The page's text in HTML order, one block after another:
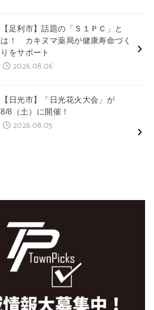
【足利市】話題の「Ｓ１ＰＣ」と
は！ カキヌマ薬局が健康寿命づく
りをサポート
2026.08.06
【日光市】「日光花火大会」が
8/8（土）に開催！
2026.08.05